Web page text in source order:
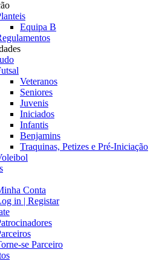
Equipa B
Veteranos
Seniores
Juvenis
Iniciados
Infantis
Benjamins
Traquinas, Petizes e Pré-Iniciação
Conta
in | Registar
se Parceiro